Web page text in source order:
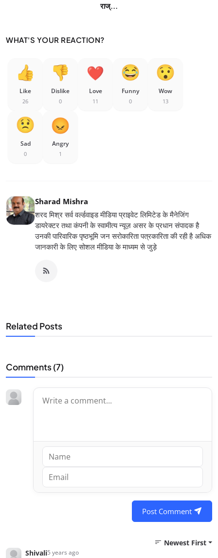
राज्...
WHAT'S YOUR REACTION?
Like
26
Dislike
0
Love
11
Funny
0
Wow
13
Sad
0
Angry
1
Sharad Mishra
शरद मिश्र सर्व वर्ल्डवाइड मीडिया प्राइवेट लिमिटेड के मैनेजिंग
डायरेक्टर तथा कंपनी के स्वामीत्य न्यूज़ असर के प्रधान संपादक है
उनकी पारिवारिक पृष्ठभूमि जन सरोकारिता पत्रकारिता की रही है अधिक
जानकारी के लिए सोशल मीडिया के माध्यम से जुड़े
Related Posts
Comments (7)
Post Comment
Newest First
Shivali5 years ago